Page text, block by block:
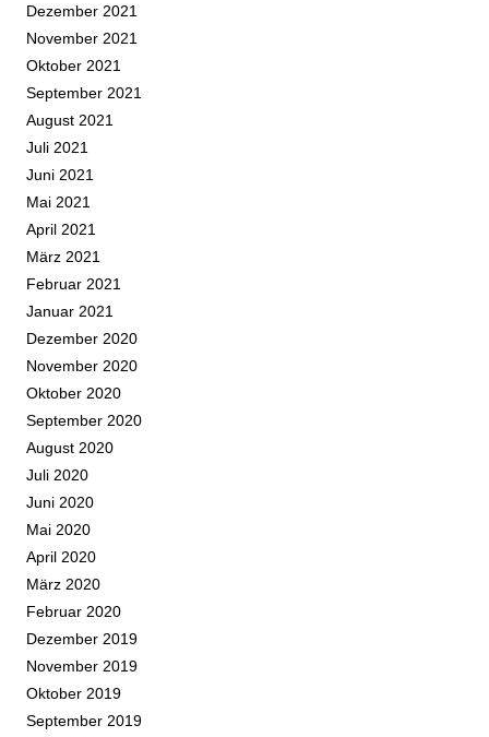
Dezember 2021
November 2021
Oktober 2021
September 2021
August 2021
Juli 2021
Juni 2021
Mai 2021
April 2021
März 2021
Februar 2021
Januar 2021
Dezember 2020
November 2020
Oktober 2020
September 2020
August 2020
Juli 2020
Juni 2020
Mai 2020
April 2020
März 2020
Februar 2020
Dezember 2019
November 2019
Oktober 2019
September 2019